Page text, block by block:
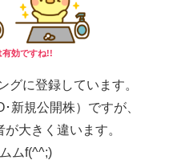
有効ですね!!
グに登録しています。
新規公開株）ですが、
が大きく違います。
ムf(^^;)